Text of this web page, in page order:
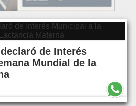
de Interés
Mundial de la